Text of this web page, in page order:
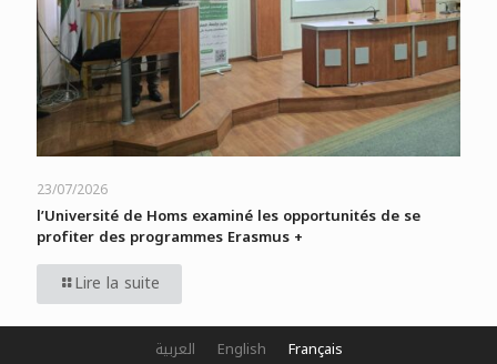
23/07/2026
l’Université de Homs examiné les opportunités de se
profiter des programmes Erasmus +
Lire la suite
العربية English Français